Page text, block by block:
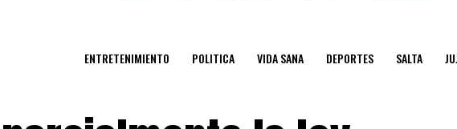
ENTRETENIMIENTO POLITICA VIDA SANA DEPORTES SALTA